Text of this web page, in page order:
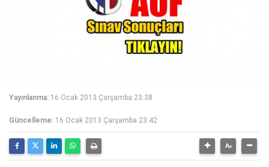
Yayınlanma: 16 Ocak 2013 Çarşamba 23:38
Güncelleme: 16 Ocak 2013 Çarşamba 23:42